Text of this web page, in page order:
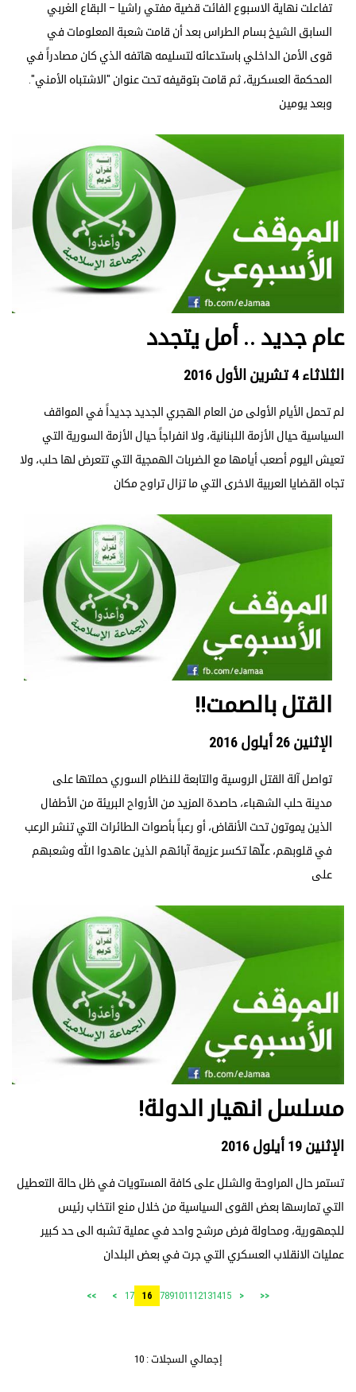
تفاعلت نهاية الاسبوع الفائت قضية مفتي راشيا – البقاع الغربي
السابق الشيخ بسام الطراس بعد أن قامت شعبة المعلومات في
قوى الأمن الداخلي باستدعائه لتسليمه هاتفه الذي كان مصادراً في
المحكمة العسكرية، ثم قامت بتوقيفه تحت عنوان "الاشتباه الأمني".
وبعد يومين
عام جديد .. أمل يتجدد
الثلاثاء 4 تشرين الأول 2016
لم تحمل الأيام الأولى من العام الهجري الجديد جديداً في المواقف
السياسية حيال الأزمة اللبنانية، ولا انفراجاً حيال الأزمة السورية التي
تعيش اليوم أصعب أيامها مع الضربات الهمجية التي تتعرض لها حلب، ولا
تجاه القضايا العربية الاخرى التي ما تزال تراوح مكان
القتل بالصمت!!
الإثنين 26 أيلول 2016
تواصل آلة القتل الروسية والتابعة للنظام السوري حملتها على
مدينة حلب الشهباء، حاصدة المزيد من الأرواح البريئة من الأطفال
الذين يموتون تحت الأنقاض، أو رعباً بأصوات الطائرات التي تنشر الرعب
في قلوبهم، علّها تكسر عزيمة آبائهم الذين عاهدوا الله وشعبهم
على
مسلسل انهيار الدولة!
الإثنين 19 أيلول 2016
تستمر حال المراوحة والشلل على كافة المستويات في ظل حالة التعطيل
التي تمارسها بعض القوى السياسية من خلال منع انتخاب رئيس
للجمهورية، ومحاولة فرض مرشح واحد في عملية تشبه الى حد كبير
عمليات الانقلاب العسكري التي جرت في بعض البلدان
<<
<
789101112131415
16
17
>
>>
إجمالي السجلات : 10